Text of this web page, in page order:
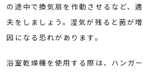
の途中で換気扇を作動させるなど、
夫をしましょう。湿気が残ると菌が
因になる恐れがあります。
浴室乾燥機を使用する際は、ハンガ